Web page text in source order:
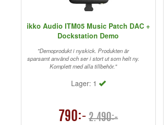
ikko Audio ITM05 Music Patch DAC +
Dockstation Demo
"Demoprodukt i nyskick. Produkten är
sparsamt använd och ser i stort ut som helt ny.
Komplett med alla tillbehör."
Lager: 1
790:- 2.490:-